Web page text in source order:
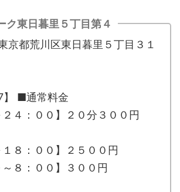
ク東日暮里５丁目第４
京都荒川区東日暮里５丁目３１
】 ■通常料金
２４：００】２０分３００円
１８：００】２５００円
～８：００】３００円